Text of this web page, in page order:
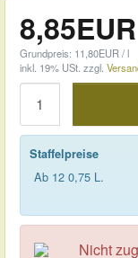
8,85EUR
Grundpreis: 11,80EUR / l
inkl. 19% USt. zzgl.
Staffelpreise
Ab 12 0,75 L.
Nicht